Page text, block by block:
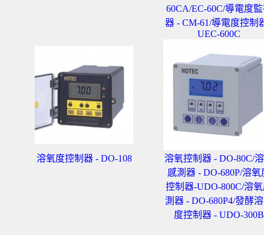
60CA/EC-60C/導電度
器 - CM-61/導電度控制
UEC-600C
溶氧度控制器 - DO-108
溶氧控制器 - DO-80C/
感測器 - DO-680P/溶氧
控制器-UDO-800C/溶
測器 - DO-680P4/發酵
度控制器 - UDO-300B